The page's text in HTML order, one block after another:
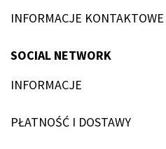
INFORMACJE KONTAKTOWE
SOCIAL NETWORK
INFORMACJE
PŁATNOŚĆ I DOSTAWY